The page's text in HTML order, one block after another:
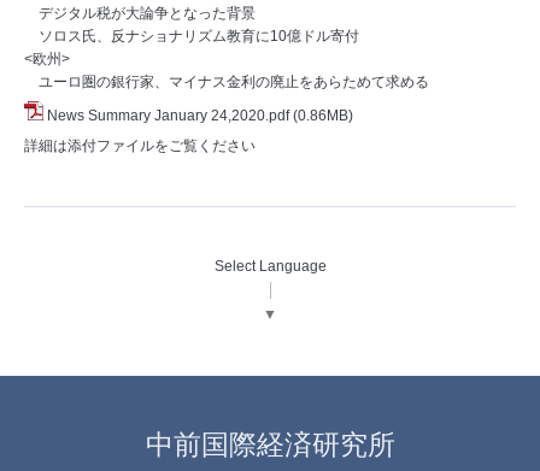
デジタル税が大論争となった背景
ソロス氏、反ナショナリズム教育に10億ドル寄付
<欧州>
ユーロ圏の銀行家、マイナス金利の廃止をあらためて求める
News Summary January 24,2020.pdf (0.86MB)
詳細は添付ファイルをご覧ください
Select Language
▼
中前国際経済研究所